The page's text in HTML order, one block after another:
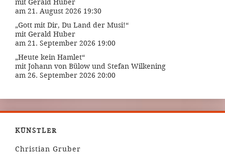
mit Gerald Huber
am 21. August 2026 19:30
„Gott mit Dir, Du Land der Musi!“
mit Gerald Huber
am 21. September 2026 19:00
„Heute kein Hamlet“
mit Johann von Bülow und Stefan Wilkening
am 26. September 2026 20:00
KÜNSTLER
Christian Gruber